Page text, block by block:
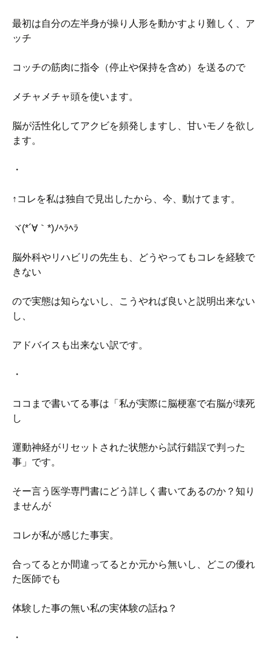
最初は自分の左半身が操り人形を動かすより難しく、ア
ッチ
コッチの筋肉に指令（停止や保持を含め）を送るので
メチャメチャ頭を使います。
脳が活性化してアクビを頻発しますし、甘いモノを欲し
ます。
・
↑コレを私は独自で見出したから、今、動けてます。
ヾ(*´∀｀*)ﾉﾍﾗﾍﾗ
脳外科やリハビリの先生も、どうやってもコレを経験で
きない
ので実態は知らないし、こうやれば良いと説明出来ない
し、
アドバイスも出来ない訳です。
・
ココまで書いてる事は「私が実際に脳梗塞で右脳が壊死
し
運動神経がリセットされた状態から試行錯誤で判った
事」です。
そー言う医学専門書にどう詳しく書いてあるのか？知り
ませんが
コレが私が感じた事実。
合ってるとか間違ってるとか元から無いし、どこの優れ
た医師でも
体験した事の無い私の実体験の話ね？
・